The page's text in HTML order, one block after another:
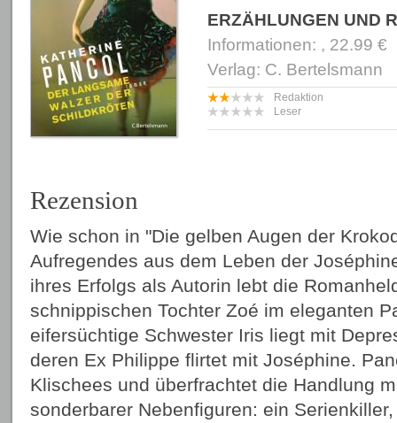
ERZÄHLUNGEN UND
Informationen: , 22.99 €
Verlag: C. Bertelsmann
Redaktion
Leser
Rezension
Wie schon in "Die gelben Augen der
Aufregendes aus dem Leben der
ihres Erfolgs als Autorin lebt die
schnippischen Tochter Zoé im eleganten
eifersüchtige Schwester Iris liegt mit
deren Ex Philippe flirtet mit Joséphine.
Klischees und überfrachtet die Handlung
sonderbarer Nebenfiguren: ein